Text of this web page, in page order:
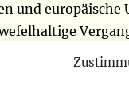
und
Güter“-Affäre